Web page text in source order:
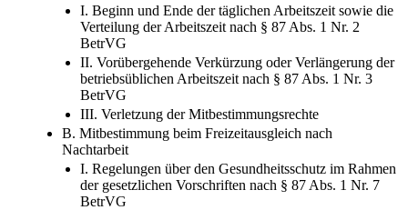
I. Beginn und Ende der täglichen Arbeitszeit sowie die
Verteilung der Arbeitszeit nach § 87 Abs. 1 Nr. 2
BetrVG
II. Vorübergehende Verkürzung oder Verlängerung der
betriebsüblichen Arbeitszeit nach § 87 Abs. 1 Nr. 3
BetrVG
III. Verletzung der Mitbestimmungsrechte
B. Mitbestimmung beim Freizeitausgleich nach
Nachtarbeit
I. Regelungen über den Gesundheitsschutz im Rahmen
der gesetzlichen Vorschriften nach § 87 Abs. 1 Nr. 7
BetrVG